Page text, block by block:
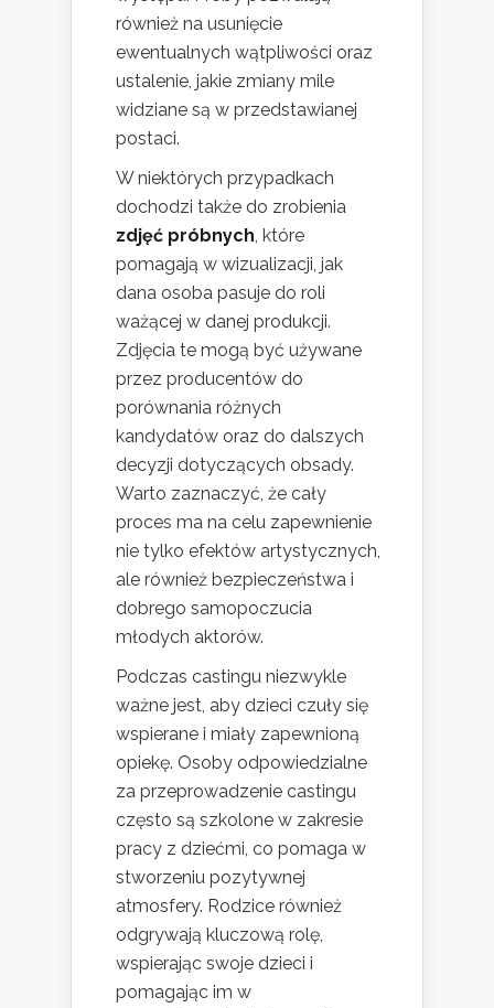
również na usunięcie
ewentualnych wątpliwości oraz
ustalenie, jakie zmiany mile
widziane są w przedstawianej
postaci.
W niektórych przypadkach
dochodzi także do zrobienia
zdjęć próbnych, które
pomagają w wizualizacji, jak
dana osoba pasuje do roli
ważącej w danej produkcji.
Zdjęcia te mogą być używane
przez producentów do
porównania różnych
kandydatów oraz do dalszych
decyzji dotyczących obsady.
Warto zaznaczyć, że cały
proces ma na celu zapewnienie
nie tylko efektów artystycznych,
ale również bezpieczeństwa i
dobrego samopoczucia
młodych aktorów.
Podczas castingu niezwykle
ważne jest, aby dzieci czuły się
wspierane i miały zapewnioną
opiekę. Osoby odpowiedzialne
za przeprowadzenie castingu
często są szkolone w zakresie
pracy z dziećmi, co pomaga w
stworzeniu pozytywnej
atmosfery. Rodzice również
odgrywają kluczową rolę,
wspierając swoje dzieci i
pomagając im w